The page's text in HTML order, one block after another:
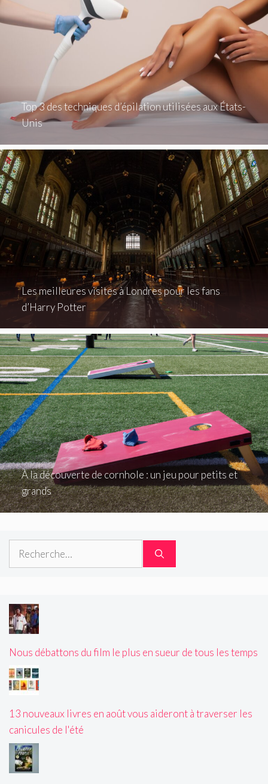
Top 3 des techniques d’épilation utilisées aux États-
Unis
Les meilleures visites à Londres pour les fans
d’Harry Potter
À la découverte de cornhole : un jeu pour petits et
grands
Rechercher :
Nous débattons du film le plus en sueur de tous les temps
13 nouveaux livres en août vous aideront à traverser les
canicules de l'été